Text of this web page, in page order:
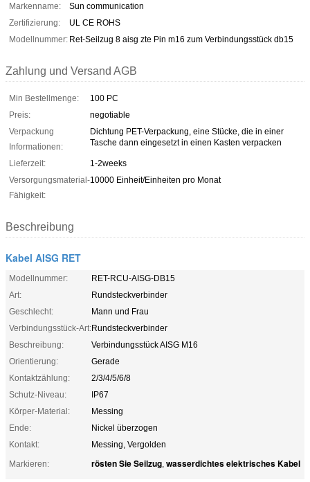
Markenname:
Sun communication
Zertifizierung:
UL CE ROHS
Modellnummer: Ret-Seilzug 8 aisg zte Pin m16 zum Verbindungsstück db15
Zahlung und Versand AGB
Min Bestellmenge:
100 PC
Preis:
negotiable
Verpackung
Informationen:
Dichtung PET-Verpackung, eine Stücke, die in einer
Tasche dann eingesetzt in einen Kasten verpacken
Lieferzeit:
1-2weeks
Versorgungsmaterial-
Fähigkeit:
10000 Einheit/Einheiten pro Monat
Beschreibung
Kabel AISG RET
Modellnummer:
RET-RCU-AISG-DB15
Art:
Rundsteckverbinder
Geschlecht:
Mann und Frau
Verbindungsstück-Art:Rundsteckverbinder
Beschreibung:
Verbindungsstück AISG M16
Orientierung:
Gerade
Kontaktzählung:
2/3/4/5/6/8
Schutz-Niveau:
IP67
Körper-Material:
Messing
Ende:
Nickel überzogen
Kontakt:
Messing, Vergolden
Markieren:
rösten Sie Seilzug, wasserdichtes elektrisches Kabel